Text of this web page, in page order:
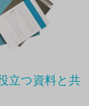
立つ資料と共